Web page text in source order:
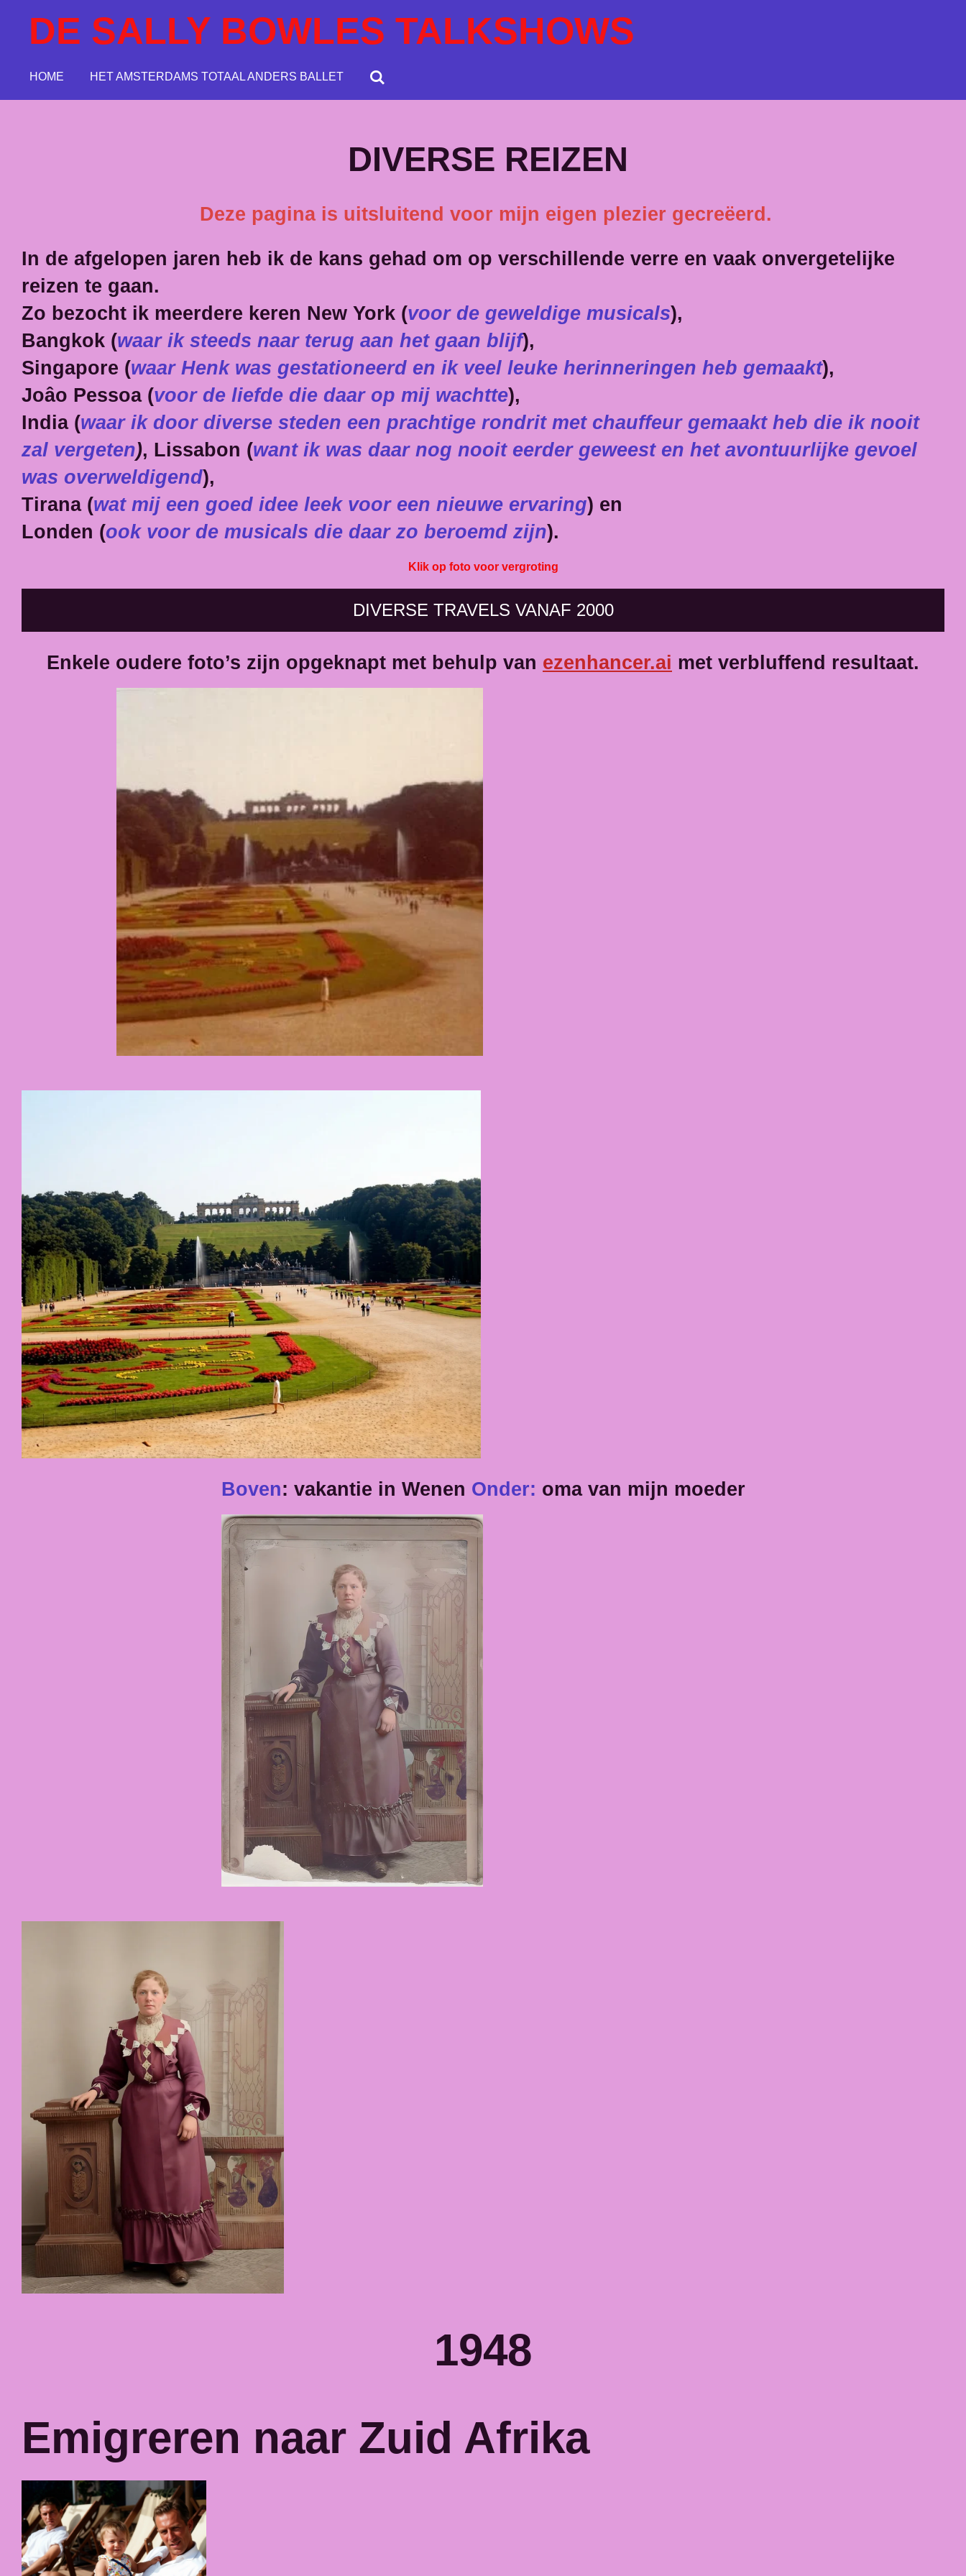
DE SALLY BOWLES TALKSHOWS
HOME HET AMSTERDAMS TOTAAL ANDERS BALLET
DIVERSE REIZEN
Deze pagina is uitsluitend voor mijn eigen plezier gecreëerd.
In de afgelopen jaren heb ik de kans gehad om op verschillende verre en vaak onvergetelijke
reizen te gaan.
Zo bezocht ik meerdere keren New York (voor de geweldige musicals),
Bangkok (waar ik steeds naar terug aan het gaan blijf),
Singapore (waar Henk was gestationeerd en ik veel leuke herinneringen heb gemaakt),
Joâo Pessoa (voor de liefde die daar op mij wachtte),
India (waar ik door diverse steden een prachtige rondrit met chauffeur gemaakt heb die ik nooit
zal vergeten), Lissabon (want ik was daar nog nooit eerder geweest en het avontuurlijke gevoel
was overweldigend),
Tirana (wat mij een goed idee leek voor een nieuwe ervaring) en
Londen (ook voor de musicals die daar zo beroemd zijn).
Klik op foto voor vergroting
DIVERSE TRAVELS VANAF 2000
Enkele oudere foto’s zijn opgeknapt met behulp van ezenhancer.ai met verbluffend resultaat.
Boven: vakantie in Wenen Onder: oma van mijn moeder
1948
Emigreren naar Zuid Afrika